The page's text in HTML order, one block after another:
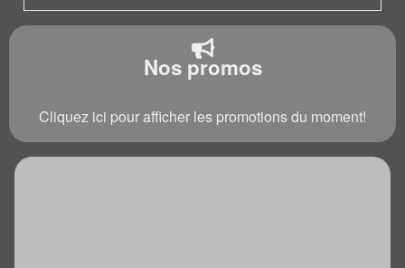
Nos promos
Cliquez ici pour afficher les promotions du moment!